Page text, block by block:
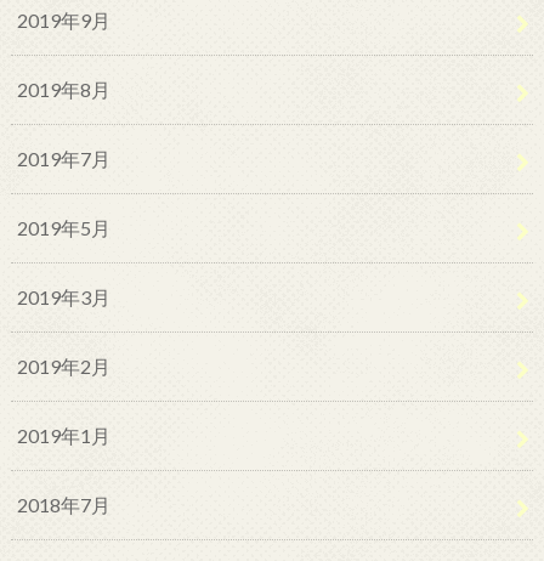
2019年9月
2019年8月
2019年7月
2019年5月
2019年3月
2019年2月
2019年1月
2018年7月